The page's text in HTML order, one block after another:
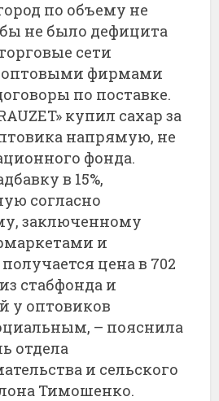
по объему не
не было дефицита
сети
фирмами
по поставке.
купил сахар за
напрямую, не
фонда.
в 15%,
согласно
заключенному
и
цена в 702
стабфонда и
у оптовиков
– пояснила
отдела
и сельского
Тимошенко.